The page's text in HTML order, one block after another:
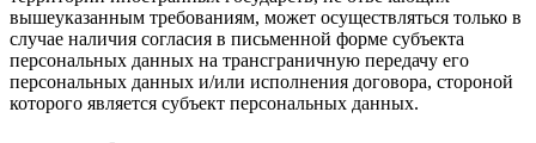
вышеуказанным требованиям, может осуществляться только в
случае наличия согласия в письменной форме субъекта
персональных данных на трансграничную передачу его
персональных данных и/или исполнения договора, стороной
которого является субъект персональных данных.